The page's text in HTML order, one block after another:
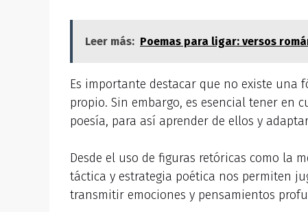
Leer más: Poemas para ligar: versos
Es importante destacar que no existe una
propio. Sin embargo, es esencial tener en
poesía, para así aprender de ellos y
Desde el uso de figuras retóricas como la
táctica y estrategia poética nos permiten
transmitir emociones y pensamientos